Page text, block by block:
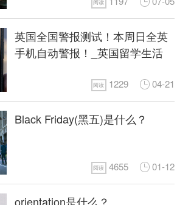
阅读
英国全国警报测试！本周日全英
手机自动警报！_英国留学生活
阅读 1229 04-21
Black Friday(黑五)是什么？
阅读 4655 01-12
orientation是什么？